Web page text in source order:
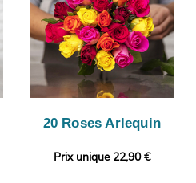
20 Roses Arlequin
Prix unique 22,90 €